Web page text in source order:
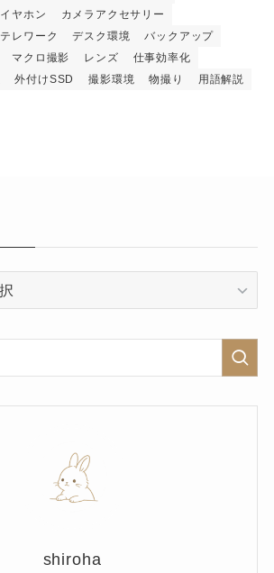
イヤホン
カメラアクセサリー
テレワーク デスク環境
バックアップ
マクロ撮影 レンズ
仕事効率化
外付けSSD 撮影環境 物撮り 用語解説
shiroha